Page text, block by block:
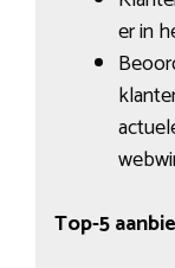
er in
Top-5